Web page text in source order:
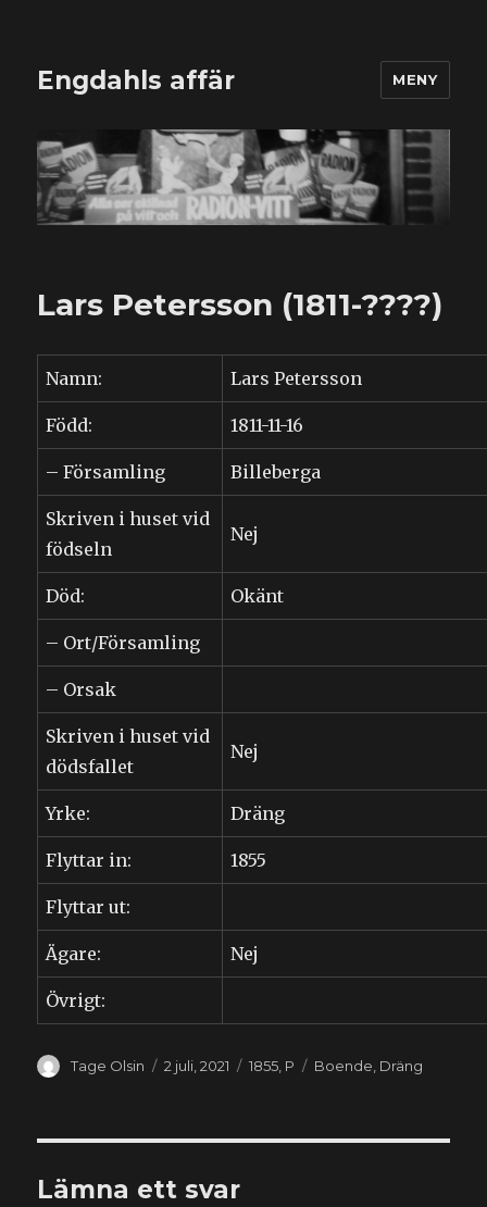
Engdahls affär MENY
Lars Petersson (1811-????)
Namn: Lars Petersson
Född: 1811-11-16
– Församling Billeberga
Skriven i huset vid
födseln
Nej
Död: Okänt
– Ort/Församling
– Orsak
Skriven i huset vid
dödsfallet
Nej
Yrke: Dräng
Flyttar in: 1855
Flyttar ut:
Ägare: Nej
Övrigt:
Författare
Tage Olsin
Publicerat
2 juli, 2021 Kategorier
1855, P Etiketter
Boende, Dräng
Lämna ett svar